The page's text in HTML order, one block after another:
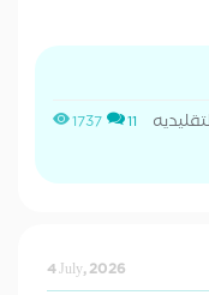
1737 11
4 July, 2026